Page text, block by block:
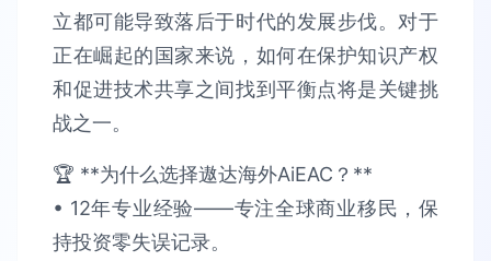
立都可能导致落后于时代的发展步伐。对于
正在崛起的国家来说，如何在保护知识产权
和促进技术共享之间找到平衡点将是关键挑
战之一。
🏆 **为什么选择遨达海外AiEAC？**​​
• 12年专业经验​​——专注全球商业移民，保
持​​投资零失误​​记录。